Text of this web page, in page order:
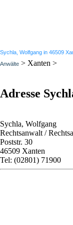
Sychla, Wolfgang in 46509
Anwälte > Xanten >
Adresse
Sychla, Wolfgang
Rechtsanwalt /
Poststr. 30
46509 Xanten
Tel: (02801) 71900